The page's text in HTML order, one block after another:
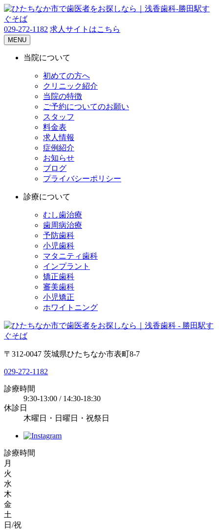
029-272-1182 求人サイトはこちら
MENU
当院について
初めての方へ
クリニック紹介
当院の特徴
ご予約についてのお願い
スタッフ
料金表
求人情報
症例紹介
お知らせ
ブログ
プライバシーポリシー
診療について
むし歯治療
歯周病治療
予防歯科
小児歯科
マタニティ歯科
インプラント
矯正歯科
審美歯科
小児矯正
ホワイトニング
〒312-0047 茨城県ひたちなか市表町8-7
029-272-1182
診療時間
9:30-13:00 / 14:30-18:30
休診日
木曜日・日曜日・祝祭日
診療時間
月
火
水
木
金
土
日/祝